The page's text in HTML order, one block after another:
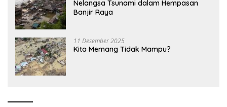
Nelangsa Tsunami dalam Hempasan
Banjir Raya
11 Desember 2025
Kita Memang Tidak Mampu?